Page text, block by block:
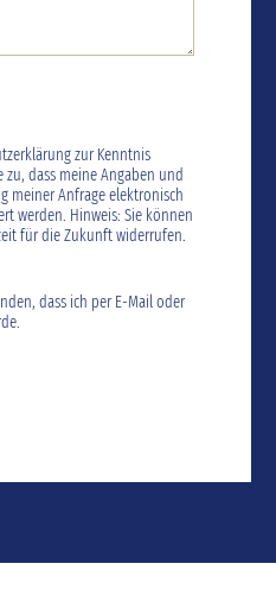
zur Kenntnis
dass meine Angaben und
meiner Anfrage elektronisch
werden. Hinweis: Sie können
für die Zukunft widerrufen.
dass ich per E-Mail oder